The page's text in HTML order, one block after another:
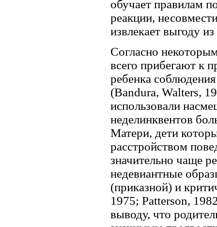
обучает правилам
реакции,
извлекает выгоду
Согласно
всего прибегают к
ребенка
(Bandura, Walters,
использовали
неделинквентов
Матери, дети
расстройством
значительно чаще
недевиантные
(приказной) и
1975; Patterson,
выводу, что